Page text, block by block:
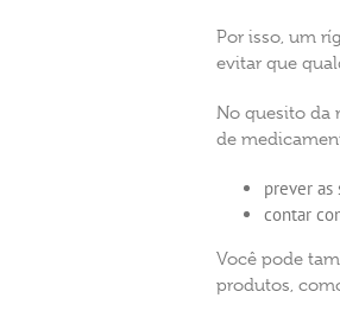
Por isso, um
evitar que
No quesito da
de
prever as
contar
Você pode
produtos,